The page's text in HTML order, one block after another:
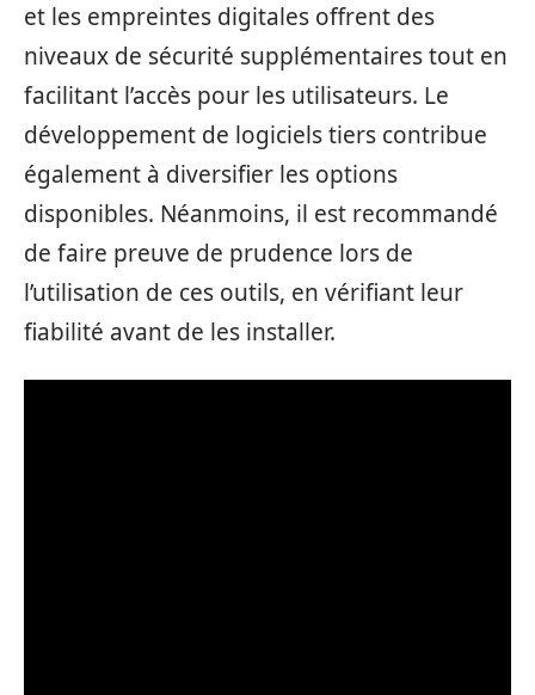
et les empreintes digitales offrent des
niveaux de sécurité supplémentaires tout en
facilitant l’accès pour les utilisateurs. Le
développement de logiciels tiers contribue
également à diversifier les options
disponibles. Néanmoins, il est recommandé
de faire preuve de prudence lors de
l’utilisation de ces outils, en vérifiant leur
fiabilité avant de les installer.